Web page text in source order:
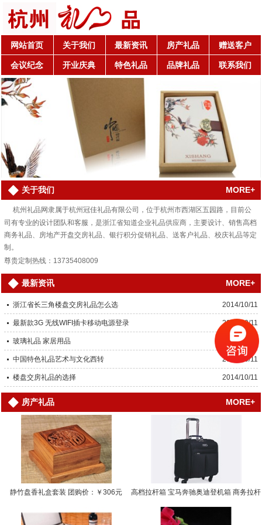
网站首页 关于我们 最新资讯 房产礼品 赠送客户
会议纪念 开业庆典 特色礼品 品牌礼品 联系我们
关于我们 MORE+
杭州礼品网隶属于杭州冠佳礼品有限公司，位于杭州市西湖区五园路，目前公
司有专业的设计团队和客服，是浙江省知道企业礼品供应商，主要设计、销售高档
商务礼品、房地产开盘交房礼品、银行积分促销礼品、送客户礼品、校庆礼品等定
制。
尊贵定制热线：13735408009
最新资讯 MORE+
浙江省长三角楼盘交房礼品怎么选 2014/10/11
最新款3G 无线WIFI插卡移动电源登录 2014/10/11
玻璃礼品 家居用品 2014/10/11
中国特色礼品艺术与文化西转 2014/10/11
楼盘交房礼品的选择 2014/10/11
房产礼品 MORE+
静竹盘香礼盒套装 团购价：￥306元 高档拉杆箱 宝马奔驰奥迪登机箱 商务拉杆
箱… 团购价：￥0.0000元